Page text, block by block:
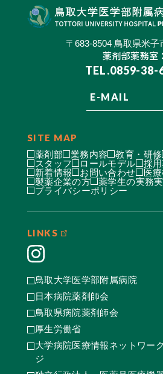
〒683-8504 鳥取県米子
薬剤部薬務室：
TEL.0859-38-
E-MAIL
SITE MAP
薬剤部 業務内容 教育・研修
スタッフ
ロールモデル
採
新着情報
お問い合わせ
医
製薬企業の方
薬学生の実務
プライバシーポリシー
LINKS
鳥取大学医学部附属病院
日本病院薬剤師会
鳥取県病院薬剤師会
厚生労働省
大学病院医療情報ネットワー
ジ